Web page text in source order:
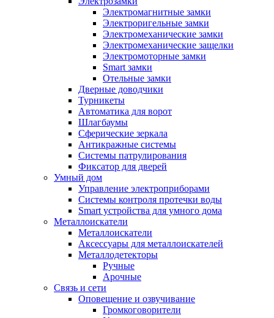
Электромагнитные замки
Электроригельные замки
Электромеханические замки
Электромеханические защелки
Электромоторные замки
Smart замки
Отельные замки
Дверные доводчики
Турникеты
Автоматика для ворот
Шлагбаумы
Сферические зеркала
Антикражные системы
Системы патрулирования
Фиксатор для дверей
Умный дом
Управление электроприборами
Системы контроля протечки воды
Smart устройства для умного дома
Металлоискатели
Металлоискатели
Аксессуары для металлоискателей
Металлодетекторы
Ручные
Арочные
Связь и сети
Оповещение и озвучивание
Громкоговорители